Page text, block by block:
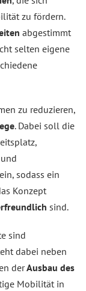
zu fördern.
abgestimmt
selten eigene
zu reduzieren,
. Dabei soll die
sodass ein
Konzept
sind.
sind
dabei neben
derAusbau des
Mobilität in